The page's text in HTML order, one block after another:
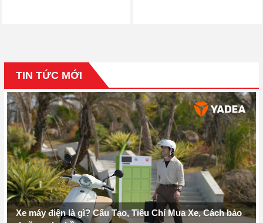
TIN TỨC MỚI
Xe máy điện là gì? Cấu Tạo, Tiêu Chí Mua Xe, Cách bảo